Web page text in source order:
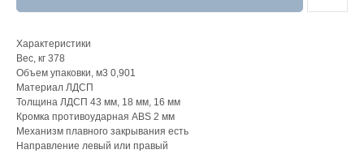
Характеристики
Вес, кг 378
Объем упаковки, м3 0,901
Материал ЛДСП
Толщина ЛДСП 43 мм, 18 мм, 16 мм
Кромка противоударная ABS 2 мм
Механизм плавного закрывания есть
Направление левый или правый